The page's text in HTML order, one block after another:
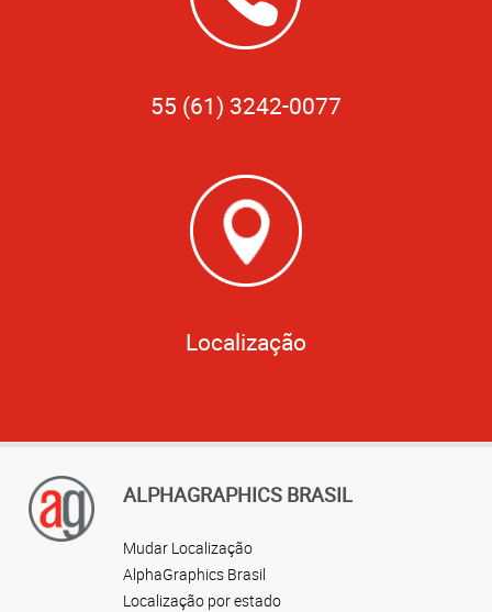
55 (61) 3242-0077
Localização
ALPHAGRAPHICS BRASIL
Mudar Localização
AlphaGraphics Brasil
Localização por estado